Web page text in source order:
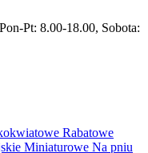
Pt: 8.00-18.00, Sobota:
Rabatowe
Miniaturowe Na pniu